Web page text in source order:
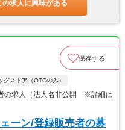
の求人に興味がある
保存する
グストア（OTCのみ）
の求人（法人名非公開 ※詳細は
ーン/登録販売者の募